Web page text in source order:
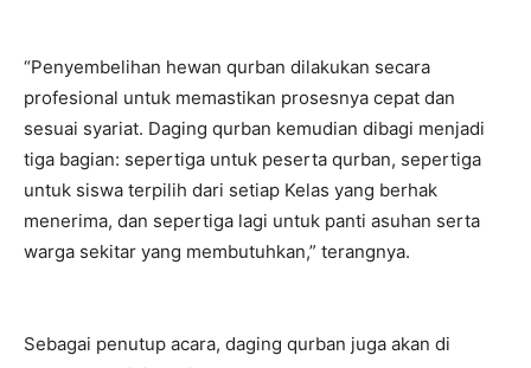
“Penyembelihan hewan qurban dilakukan secara
profesional untuk memastikan prosesnya cepat dan
sesuai syariat. Daging qurban kemudian dibagi menjadi
tiga bagian: sepertiga untuk peserta qurban, sepertiga
untuk siswa terpilih dari setiap Kelas yang berhak
menerima, dan sepertiga lagi untuk panti asuhan serta
warga sekitar yang membutuhkan,” terangnya.
Sebagai penutup acara, daging qurban juga akan di